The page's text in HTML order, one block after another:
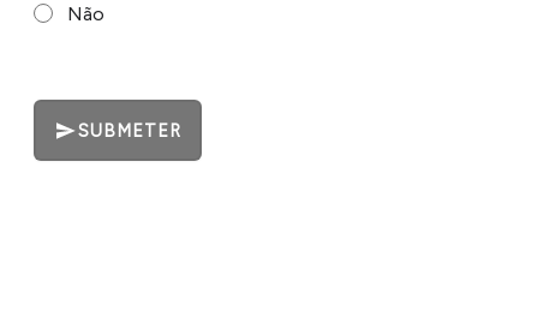
Não
SUBMETER